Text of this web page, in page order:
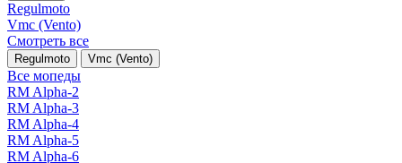
Regulmoto
Vmc (Vento)
Смотреть все
Regulmoto Vmc (Vento)
Все мопеды
RM Alpha-2
RM Alpha-3
RM Alpha-4
RM Alpha-5
RM Alpha-6